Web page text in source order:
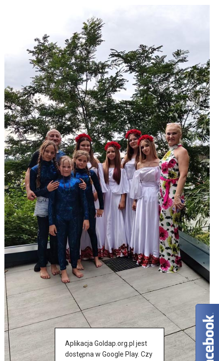
Aplikacja Goldap.org.pl jest
dostępna w Google Play. Czy